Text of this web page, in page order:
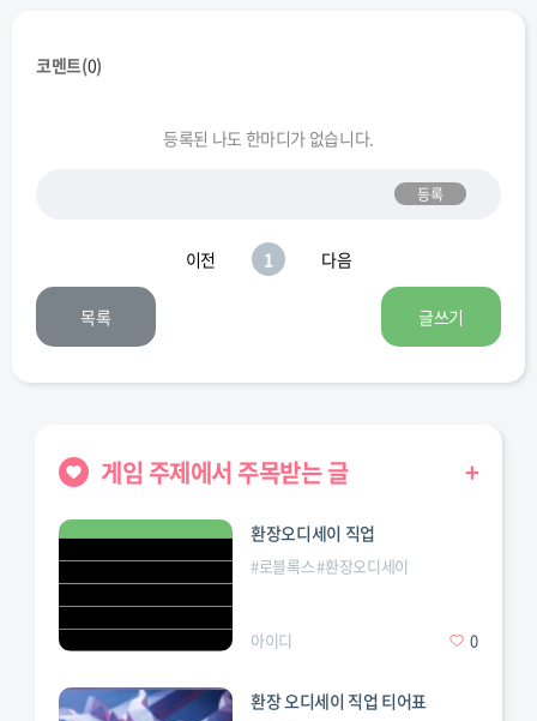
코멘트(0)
등록된 나도 한마디가 없습니다.
등록
이전 1 다음
목록 글쓰기
직업#티어표
게임 주제에서 주목받는 글 +
환장오디세이 직업
#로블록스#환장오디세이
아이디 0
환장 오디세이 직업 티어표